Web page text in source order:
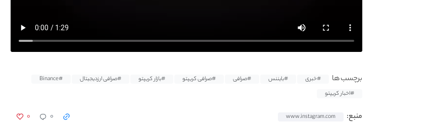
برچسب ها #خبری #بایننس #صرافی #صرافی کریپتو #بازار کریپتو #صرافی ارزدیجیتال
#Binance
#اخبار کریپتو
منبع: www.instagram.com ۰ ۰